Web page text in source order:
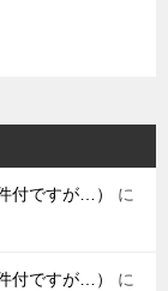
付ですが…）
に
付ですが…）
に